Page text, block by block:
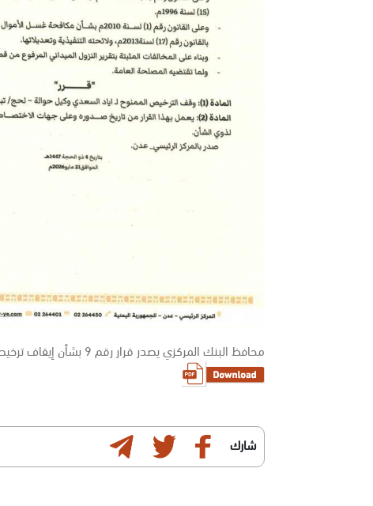
محافظ البنك المركزي يصدر قرار رقم 9 بشأن إيقاف ترخيص أياد السعدي وكيل حوالة لحج/ تبن وإغلاق مقرها
شارك